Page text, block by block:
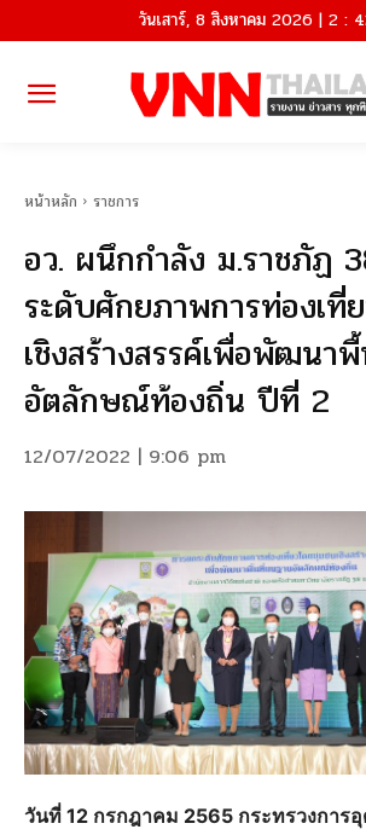
วันเสาร์, 8 สิงหาคม 2026 | 2 :
หน้าหลัก ราชการ
อว.​ ผนึกกำลัง ม.ราชภัฏ​
ระดับศักยภาพการท่องเที่
เชิงสร้างสรรค์เพื่อพัฒนา
อัตลักษณ์ท้องถิ่น​ ปีที่ 2
12/07/2022 | 9:06 pm
วันที่ 12 กรกฎาคม 2565 กระทรวงการ